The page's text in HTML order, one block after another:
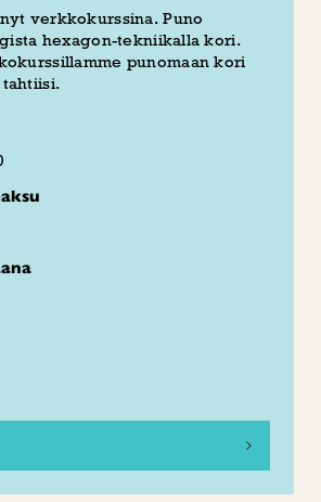
verkkokurssina. Puno
hexagon-tekniikalla kori.
punomaan kori